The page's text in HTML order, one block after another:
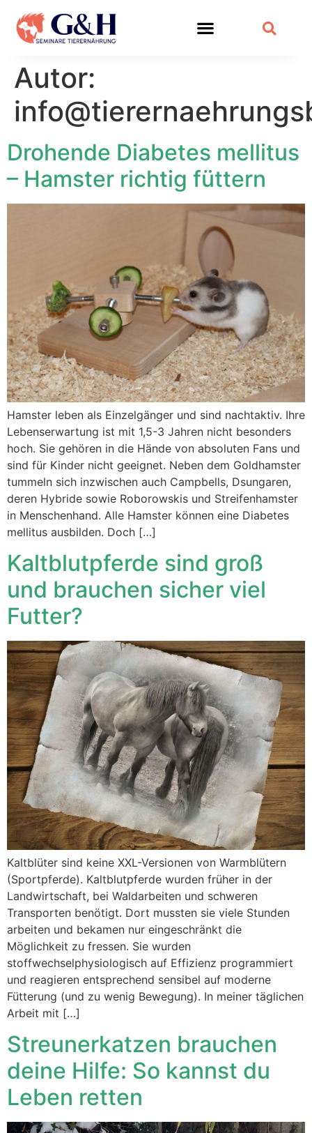
Autor:
Drohende Diabetes mellitus
– Hamster richtig füttern
Hamster leben als Einzelgänger und sind nachtaktiv. Ihre
Lebenserwartung ist mit 1,5-3 Jahren nicht besonders
hoch. Sie gehören in die Hände von absoluten Fans und
sind für Kinder nicht geeignet. Neben dem Goldhamster
tummeln sich inzwischen auch Campbells, Dsungaren,
deren Hybride sowie Roborowskis und Streifenhamster
in Menschenhand. Alle Hamster können eine Diabetes
mellitus ausbilden. Doch […]
Kaltblutpferde sind groß
und brauchen sicher viel
Futter?
Kaltblüter sind keine XXL-Versionen von Warmblütern
(Sportpferde). Kaltblutpferde wurden früher in der
Landwirtschaft, bei Waldarbeiten und schweren
Transporten benötigt. Dort mussten sie viele Stunden
arbeiten und bekamen nur eingeschränkt die
Möglichkeit zu fressen. Sie wurden
stoffwechselphysiologisch auf Effizienz programmiert
und reagieren entsprechend sensibel auf moderne
Fütterung (und zu wenig Bewegung). In meiner täglichen
Arbeit mit […]
Streunerkatzen brauchen
deine Hilfe: So kannst du
Leben retten